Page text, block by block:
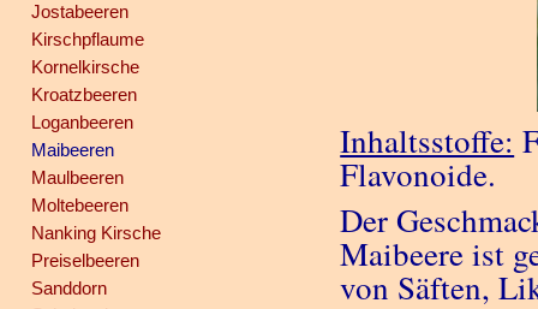
Jostabeeren
Kirschpflaume
Kornelkirsche
Kroatzbeeren
Loganbeeren
Maibeeren
Maulbeeren
Moltebeeren
Nanking Kirsche
Preiselbeeren
Sanddorn
Inhaltsstoffe:
Flavonoide.
Der
Maibeere ist
von Säften,